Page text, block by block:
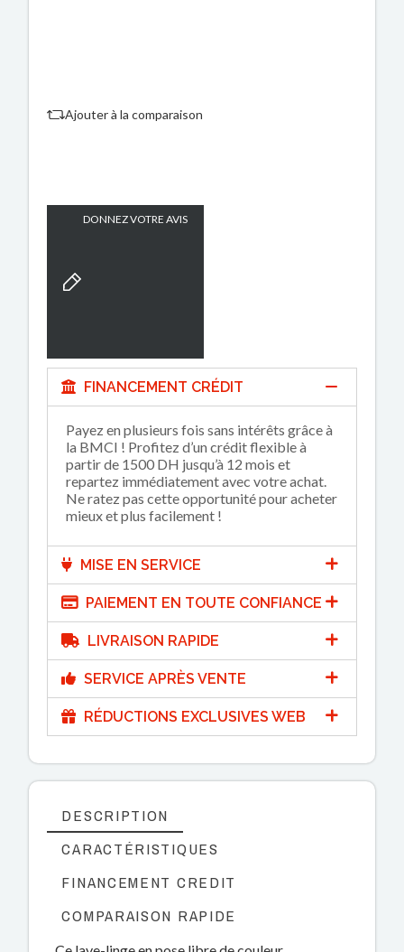
Ajouter à la comparaison
DONNEZ VOTRE AVIS
FINANCEMENT CRÉDIT
Payez en plusieurs fois sans intérêts grâce à
la BMCI ! Profitez d’un crédit flexible à
partir de 1500 DH jusqu’à 12 mois et
repartez immédiatement avec votre achat.
Ne ratez pas cette opportunité pour acheter
mieux et plus facilement !
MISE EN SERVICE
PAIEMENT EN TOUTE CONFIANCE
LIVRAISON RAPIDE
SERVICE APRÈS VENTE
RÉDUCTIONS EXCLUSIVES WEB
DESCRIPTION
CARACTÉRISTIQUES
FINANCEMENT CREDIT
COMPARAISON RAPIDE